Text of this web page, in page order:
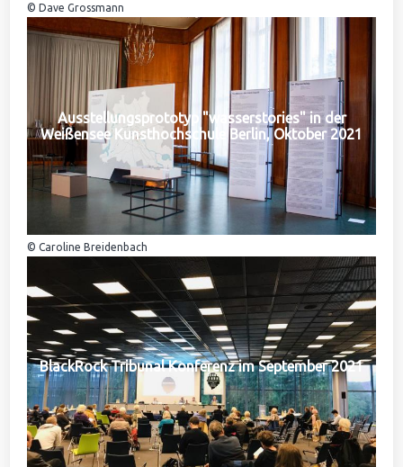
© Dave Grossmann
Ausstellungsprototyp "wasserstories" in der
Weißensee Kunsthochschule Berlin, Oktober 2021
© Caroline Breidenbach
BlackRock Tribunal Konferenz im September 2021